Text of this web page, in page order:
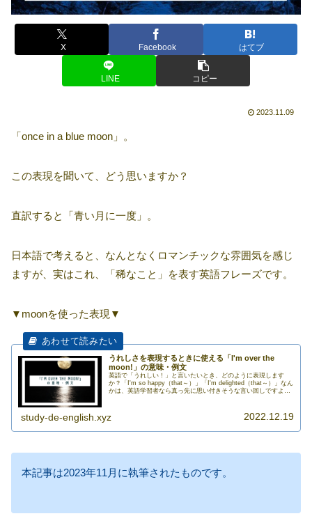
X Facebook はてブ
LINE コピー
2023.11.09
「once in a blue moon」。
この表現を聞いて、どう思いますか？
直訳すると「青い月に一度」。
日本語で考えると、なんとなくロマンチックな雰囲気を感じ
ますが、実はこれ、「稀なこと」を表す英語フレーズです。
▼moonを使った表現▼
うれしさを表現するときに使える「I'm over the
moon!」の意味・例文
英語で「うれしい！」と言いたいとき、どのように表現します
か？「I'm so happy（that～）」「I'm delighted（that～）」なん
かは、英語学習者なら真っ先に思い付きそうな言い回しですよ
study-de-english.xyz 2022.12.19
本記事は2023年11月に執筆されたものです。